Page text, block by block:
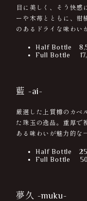
目に美しく、そう快感
ーや木苺とともに、柑
のあるドライな味わい
Half Bottle
Full Bottle
藍 -ai-
厳選した上質樽のカベ
た珠玉の逸品。重厚で
ある味わいが魅力的な
Half Bottle
Full Bottle
夢久 -muku-